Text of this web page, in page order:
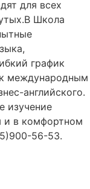
для всех
Школа
график
международным
английского.
изучение
и в комфортном
56-53.